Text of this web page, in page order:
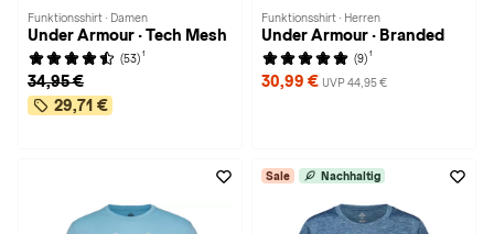
Funktionsshirt · Damen
Under Armour · Tech Mesh
(53) 1
34,95 €
29,71 €
Funktionsshirt · Herren
Under Armour · Branded
(9) 1
30,99 € UVP 44,95 €
Sale Nachhaltig